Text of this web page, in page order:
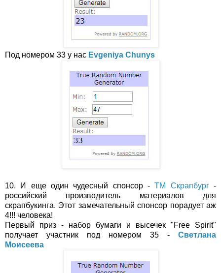
Под номером 33 у нас Evgeniya Chunys
10. И еще один чудесный спонсор -ТМ Скрапбург-
российский производитель материалов для
скрапбукинга. Этот замечательный спонсор порадует аж
4!!! человека!
Первый приз - набор бумаги и высечек "Free Spirit"
получает участник под номером 35 - Светлана
Моисеева